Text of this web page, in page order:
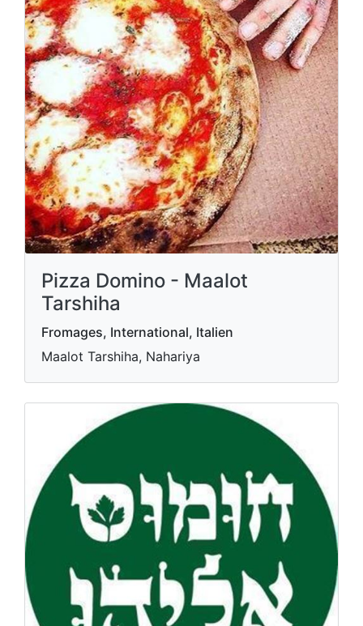
Pizza Domino - Maalot
Tarshiha
Fromages, International, Italien
Maalot Tarshiha, Nahariya